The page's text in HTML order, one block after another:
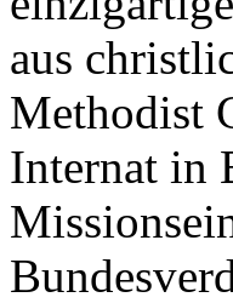
aus
Methodist
Internat in